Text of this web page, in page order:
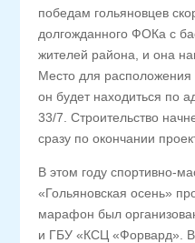
победам гольяновцев
долгожданного ФОКа с
жителей района, и она
Место для
он будет находиться по
33/7. Строительство
сразу по окончании
В этом году спортивно-
«Гольяновская осень»
марафон был
и ГБУ «КСЦ «Форвард».